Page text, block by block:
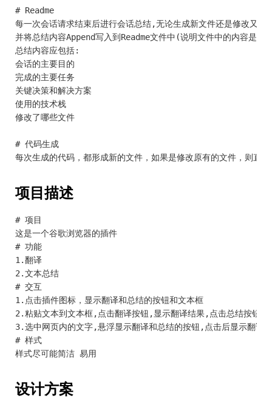
# Readme
每一次会话请求结束后进行会话总结,无论生成新文件还是修改又已
并将总结内容Append写入到Readme文件中(说明文件中的内容是累
总结内容应包括:
会话的主要目的
完成的主要任务
关键决策和解决方案
使用的技术栈
修改了哪些文件
# 代码生成
项目描述
# 项目
这是一个谷歌浏览器的插件
# 功能
1.翻译
2.文本总结
# 交互
1.点击插件图标，显示翻译和总结的按钮和文本框
2.粘贴文本到文本框,点击翻译按钮,显示翻译结果,点击总结按钮,
3.选中网页内的文字,悬浮显示翻译和总结的按钮,点击后显示翻译
# 样式
设计方案